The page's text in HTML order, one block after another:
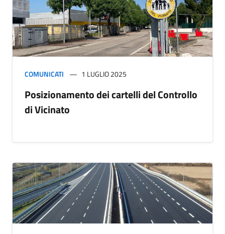
COMUNICATI 1 LUGLIO 2025
Posizionamento dei cartelli del Controllo
di Vicinato